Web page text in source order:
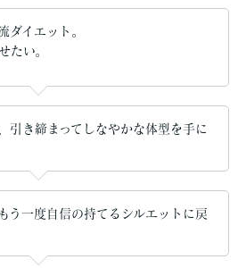
ダイエット。
たい。
引き締まってしなやかな体型を手に
う一度自信の持てるシルエットに戻